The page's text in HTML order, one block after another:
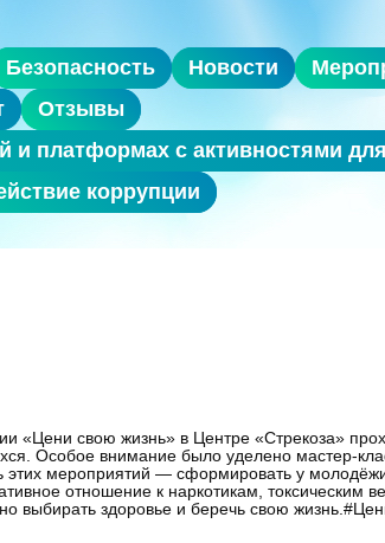
Безопасность Новости
Отзывы
и платформах с активностями
коррупции
«Цени свою жизнь» в Центре «Стрекоза»
Особое внимание было уделено мастер-
мероприятий — сформировать у
отношение к наркотикам, токсическим
выбирать здоровье и беречь свою